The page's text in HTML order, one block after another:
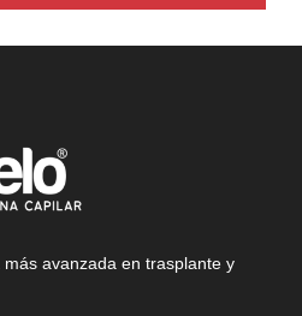
avanzada en trasplante y